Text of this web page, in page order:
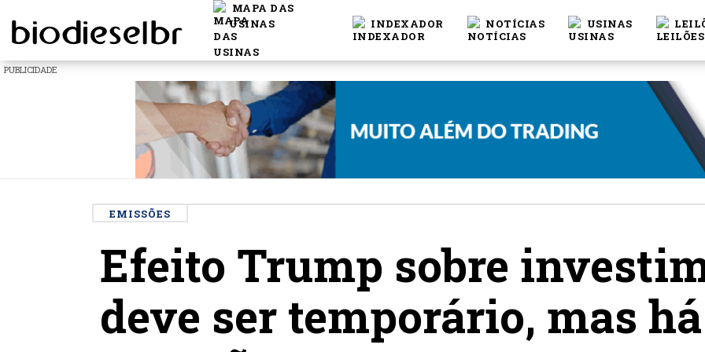
MAPA DAS
USINAS
INDEXADOR NOTÍCIAS USINAS
PUBLICIDADE
EMISSÕES
Efeito Trump sobre
deve ser temporário, mas